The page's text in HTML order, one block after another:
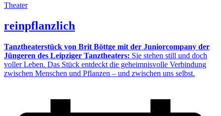
Theater
reinpflanzlich
Tanztheaterstück von Brit Böttge mit der Juniorcompany der
Jüngeren des Leipziger Tanztheaters: Sie stehen still und doch
voller Leben. Das Stück entdeckt die geheimnisvolle Verbindung
zwischen Menschen und Pflanzen – und zwischen uns selbst.